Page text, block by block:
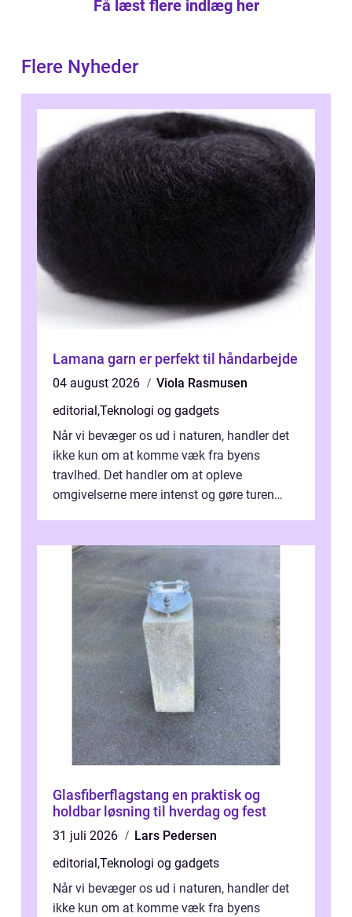
Få læst flere indlæg her
Flere Nyheder
Lamana garn er perfekt til håndarbejde
04 august 2026
Viola Rasmusen
editorial ,Teknologi og gadgets
Når vi bevæger os ud i naturen, handler det
ikke kun om at komme væk fra byens
travlhed. Det handler om at opleve
omgivelserne mere intenst og gøre turen
Glasfiberflagstang en praktisk og
holdbar løsning til hverdag og fest
31 juli 2026
Lars Pedersen
editorial ,Teknologi og gadgets
Når vi bevæger os ud i naturen, handler det
ikke kun om at komme væk fra byens